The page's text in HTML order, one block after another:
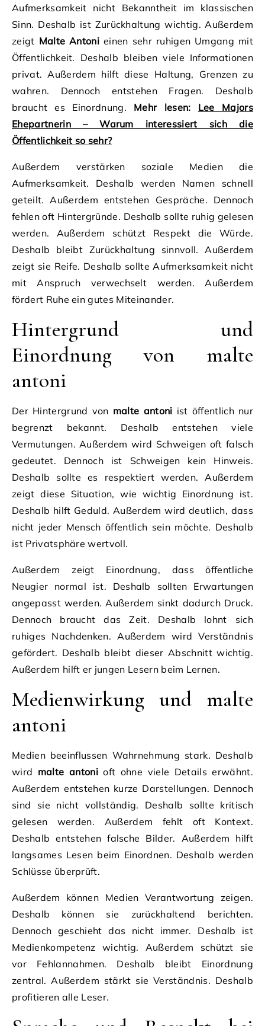
Aufmerksamkeit nicht Bekanntheit im klassischen
Sinn. Deshalb ist Zurückhaltung wichtig. Außerdem
zeigt Malte Antoni einen sehr ruhigen Umgang mit
Öffentlichkeit. Deshalb bleiben viele Informationen
privat. Außerdem hilft diese Haltung, Grenzen zu
wahren. Dennoch entstehen Fragen. Deshalb
braucht es Einordnung. Mehr lesen:
Lee Majors
Ehepartnerin – Warum interessiert sich die
Öffentlichkeit so sehr?
Außerdem verstärken soziale Medien die
Aufmerksamkeit. Deshalb werden Namen schnell
geteilt. Außerdem entstehen Gespräche. Dennoch
fehlen oft Hintergründe. Deshalb sollte ruhig gelesen
werden. Außerdem schützt Respekt die Würde.
Deshalb bleibt Zurückhaltung sinnvoll. Außerdem
zeigt sie Reife. Deshalb sollte Aufmerksamkeit nicht
mit Anspruch verwechselt werden. Außerdem
fördert Ruhe ein gutes Miteinander.
Hintergrund und
Einordnung von malte
antoni
Der Hintergrund von malte antoni ist öffentlich nur
begrenzt bekannt. Deshalb entstehen viele
Vermutungen. Außerdem wird Schweigen oft falsch
gedeutet. Dennoch ist Schweigen kein Hinweis.
Deshalb sollte es respektiert werden. Außerdem
zeigt diese Situation, wie wichtig Einordnung ist.
Deshalb hilft Geduld. Außerdem wird deutlich, dass
nicht jeder Mensch öffentlich sein möchte. Deshalb
ist Privatsphäre wertvoll.
Außerdem zeigt Einordnung, dass öffentliche
Neugier normal ist. Deshalb sollten Erwartungen
angepasst werden. Außerdem sinkt dadurch Druck.
Dennoch braucht das Zeit. Deshalb lohnt sich
ruhiges Nachdenken. Außerdem wird Verständnis
gefördert. Deshalb bleibt dieser Abschnitt wichtig.
Außerdem hilft er jungen Lesern beim Lernen.
Medienwirkung und malte
antoni
Medien beeinflussen Wahrnehmung stark. Deshalb
wird malte antonioft ohne viele Details erwähnt.
Außerdem entstehen kurze Darstellungen. Dennoch
sind sie nicht vollständig. Deshalb sollte kritisch
gelesen werden. Außerdem fehlt oft Kontext.
Deshalb entstehen falsche Bilder. Außerdem hilft
langsames Lesen beim Einordnen. Deshalb werden
Schlüsse überprüft.
Außerdem können Medien Verantwortung zeigen.
Deshalb können sie zurückhaltend berichten.
Dennoch geschieht das nicht immer. Deshalb ist
Medienkompetenz wichtig. Außerdem schützt sie
vor Fehlannahmen. Deshalb bleibt Einordnung
zentral. Außerdem stärkt sie Verständnis. Deshalb
profitieren alle Leser.